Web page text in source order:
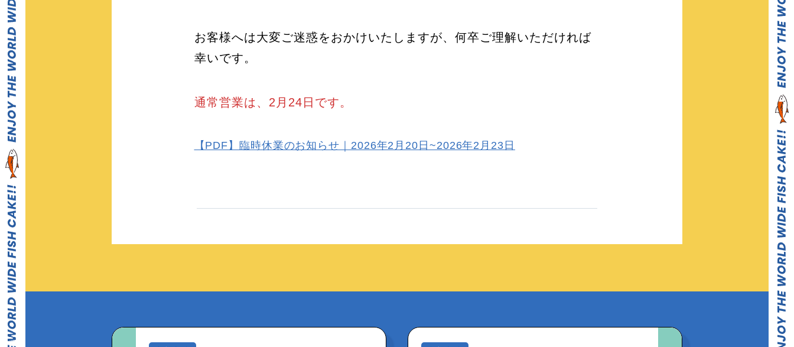
お客様へは大変ご迷惑をおかけいたしますが、何卒ご理解いただければ
幸いです。
通常営業は、2月24日です。
【PDF】臨時休業のお知らせ｜2026年2月20日~2026年2月23日